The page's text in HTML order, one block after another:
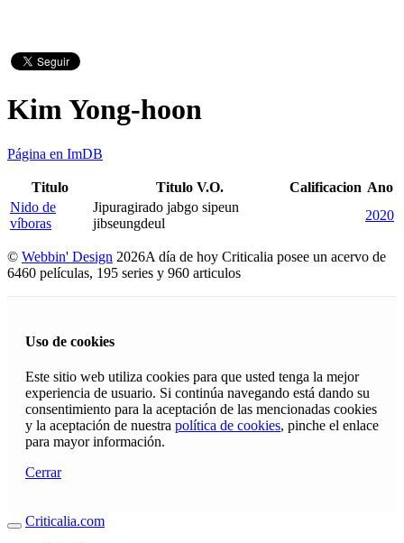
Kim Yong-hoon
Página en ImDB
Titulo Titulo V.O. Calificacion Ano
Nido de
víboras
Jipuragirado jabgo sipeun
jibseungdeul
2020
© Webbin' Design 2026A día de hoy Criticalia posee un acervo de
6460 películas, 195 series y 960 articulos
Uso de cookies
Este sitio web utiliza cookies para que usted tenga la mejor
experiencia de usuario. Si continúa navegando está dando su
consentimiento para la aceptación de las mencionadas cookies
y la aceptación de nuestra política de cookies, pinche el enlace
para mayor información.
Cerrar
Criticalia.com